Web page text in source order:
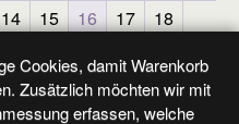
14 15 16 17
18
Cookies, damit Warenkorb
Zusätzlich möchten wir mit
erfassen, welche